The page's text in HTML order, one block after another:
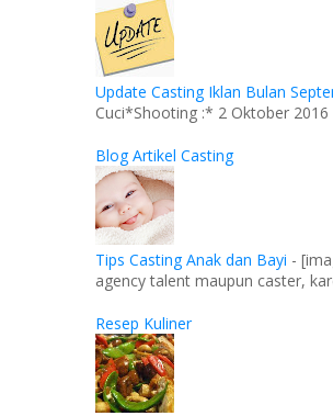
Update Casting Iklan Bulan
Cuci*Shooting :* 2 Oktober
Blog Artikel Casting
Tips Casting Anak dan Bayi -
agency talent maupun caster,
Resep Kuliner